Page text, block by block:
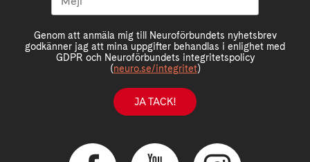
Genom att anmäla mig till Neuroförbundets nyhetsbrev
godkänner jag att mina uppgifter behandlas i enlighet med
GDPR och Neuroförbundets integritetspolicy
(neuro.se/integritet)
JA TACK!